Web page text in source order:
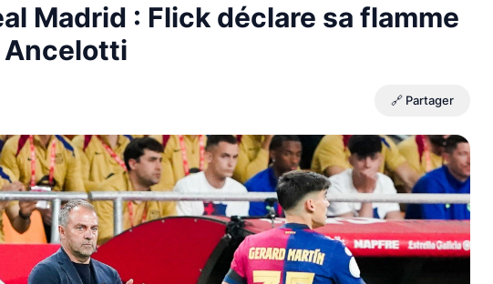
Madrid : Flick déclare sa flamme
Ancelotti
🔗 Partager